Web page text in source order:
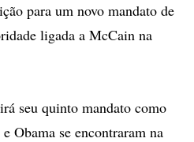
para um novo mandato de
ligada a McCain na
seu quinto mandato como
Obama se encontraram na